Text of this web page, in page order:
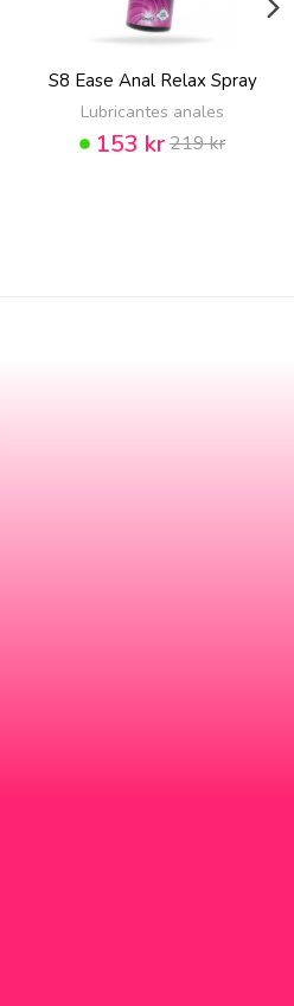
S8 Ease Anal Relax Spray
Lubricantes anales
153 kr219 kr